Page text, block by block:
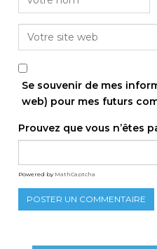
Se souvenir de mes
web) pour mes futurs
Prouvez que vous n’êtes
Powered by MathCaptcha